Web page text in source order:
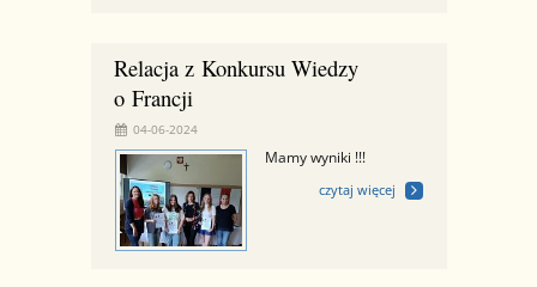
Relacja z Konkursu Wiedzy
o Francji
04-06-2024
Mamy wyniki !!!
czytaj więcej